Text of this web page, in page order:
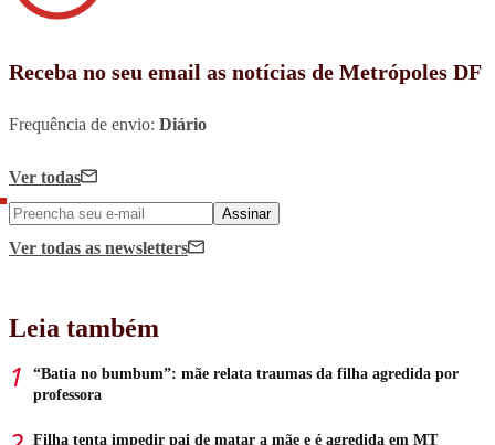
Receba no seu email as notícias de Metrópoles DF
Frequência de envio: Diário
Ver todas
Assinar
Ver todas as newsletters
Leia também
“Batia no bumbum”: mãe relata traumas da filha agredida por
professora
Filha tenta impedir pai de matar a mãe e é agredida em MT